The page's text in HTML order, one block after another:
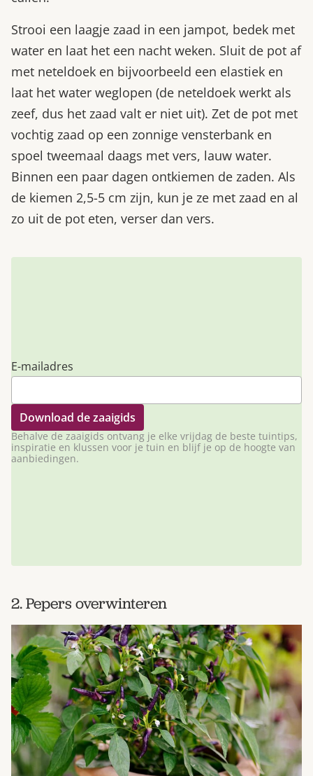
Strooi een laagje zaad in een jampot, bedek met
water en laat het een nacht weken. Sluit de pot af
met neteldoek en bijvoorbeeld een elastiek en
laat het water weglopen (de neteldoek werkt als
zeef, dus het zaad valt er niet uit). Zet de pot met
vochtig zaad op een zonnige vensterbank en
spoel tweemaal daags met vers, lauw water.
Binnen een paar dagen ontkiemen de zaden. Als
de kiemen 2,5-5 cm zijn, kun je ze met zaad en al
zo uit de pot eten, verser dan vers.
E-mailadres
Behalve de zaaigids ontvang je elke vrijdag de beste tuintips,
inspiratie en klussen voor je tuin en blijf je op de hoogte van
aanbiedingen.
2. Pepers overwinteren